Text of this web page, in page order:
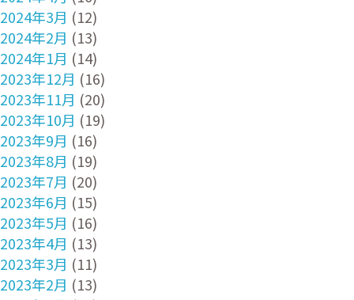
2024年3月 (12)
2024年2月 (13)
2024年1月 (14)
2023年12月 (16)
2023年11月 (20)
2023年10月 (19)
2023年9月 (16)
2023年8月 (19)
2023年7月 (20)
2023年6月 (15)
2023年5月 (16)
2023年4月 (13)
2023年3月 (11)
2023年2月 (13)